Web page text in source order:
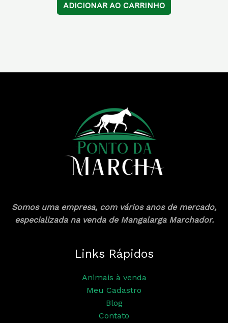
ADICIONAR AO CARRINHO
Somos uma empresa, com vários anos de mercado,
especializada na venda de Mangalarga Marchador.
Links Rápidos
Animais à venda
Meu Cadastro
Blog
Contato